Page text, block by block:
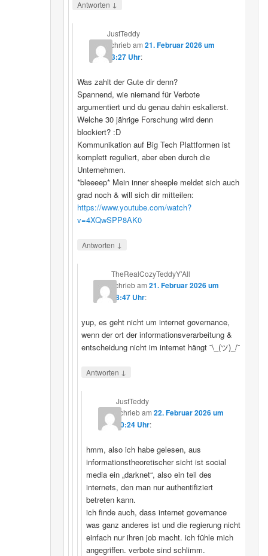
Antworten ↓
JustTeddy
schriebam 21. Februar 2026 um
13:27 Uhr:
Was zahlt der Gute dir denn?
Spannend, wie niemand für Verbote
argumentiert und du genau dahin eskalierst.
Welche 30 jährige Forschung wird denn
blockiert? :D
Kommunikation auf Big Tech Plattformen ist
komplett reguliert, aber eben durch die
Unternehmen.
*bleeeep* Mein inner sheeple meldet sich auch
grad noch & will sich dir mitteilen:
https://www.youtube.com/watch?
v=4XQwSPP8AK0
Antworten ↓
TheRealCozyTeddyY'All
schriebam21. Februar 2026 um
18:47 Uhr:
yup, es geht nicht um internet governance,
wenn der ort der informationsverarbeitung &
entscheidung nicht im internet hängt ¯\_(ツ)_/¯
Antworten ↓
JustTeddy
schriebam 22. Februar 2026 um
20:24 Uhr:
hmm, also ich habe gelesen, aus
informationstheoretischer sicht ist social
media ein „darknet“, also ein teil des
internets, den man nur authentifiziert
betreten kann.
ich finde auch, dass internet governance
was ganz anderes ist und die regierung nicht
einfach nur ihren job macht. ich fühle mich
angegriffen. verbote sind schlimm.